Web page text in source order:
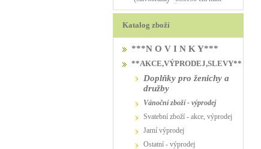
PŮJČOVNA
PŮJČOVNA
Katalog zboží
***N O V I N K Y***
**AKCE,VÝPRODEJ,SLEVY**
Doplňky pro ženichy a
družby
vánoční zboží - výprodej
svatební zboží - akce, výprodej
jarní výprodej
ostatní - výprodej